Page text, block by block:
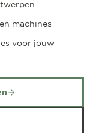
machines
voor jouw